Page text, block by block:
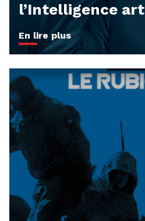
l’Intelligence
En lire plus